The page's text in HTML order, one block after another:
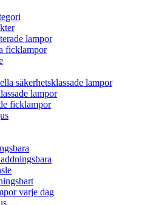
lampor
ficklampor
säkerhetsklassade lampor
lampor
ficklampor
varje dag